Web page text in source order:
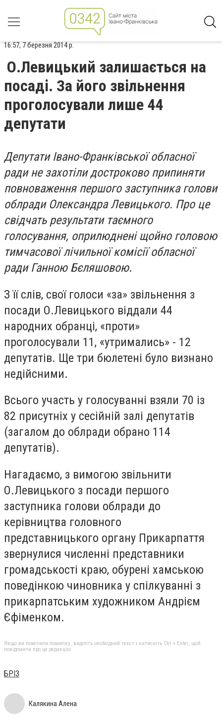
16:57, 7 березня 2014 р.
О.Левицький залишається на
посаді. За його звільнення
проголосували лише 44
депутати
Депутати Івано-Франківської обласної
ради не захотіли достроково припиняти
повноваження першого заступника голови
облради Олександра Левицького. Про це
свідчать результати таємного
голосування, оприлюднені щойно головою
тимчасової лічильної комісії обласної
ради Ганною Бєляшовою.
З її слів, свої голоси «за» звільнення з
посади О.Левицького віддали 44
народних обранці, «проти»
проголосували 11, «утримались» - 12
депутатів. Ще три бюлетені було визнано
недійсними.
Всього участь у голосуванні взяли 70 із
82 присутніх у сесійній залі депутатів
(загалом до облради обрано 114
депутатів).
Нагадаємо, з вимогою звільнити
О.Левицького з посади першого
заступника голови облради до
керівництва головного
представницького органу Прикарпаття
звернулися численні представники
громадськості краю, обурені хамською
поведінкою чиновника у спілкуванні з
прикарпатським художником Андрієм
Єфіменком.
Якщо ви помітили помилку, виділіть необхідний текст і натисніть Ctrl + Enter, щоб
повідомити про це редакцію
БРІЗ
Калякина Алена